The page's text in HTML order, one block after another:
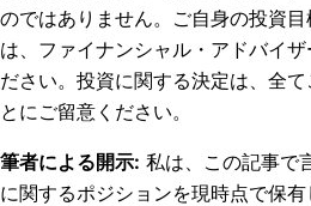
のではありません。ご自身の投資
は、ファイナンシャル・アドバイ
ださい。投資に関する決定は、全
とにご留意ください。
筆者による開示: 私は、この記事で
に関するポジションを現時点で保